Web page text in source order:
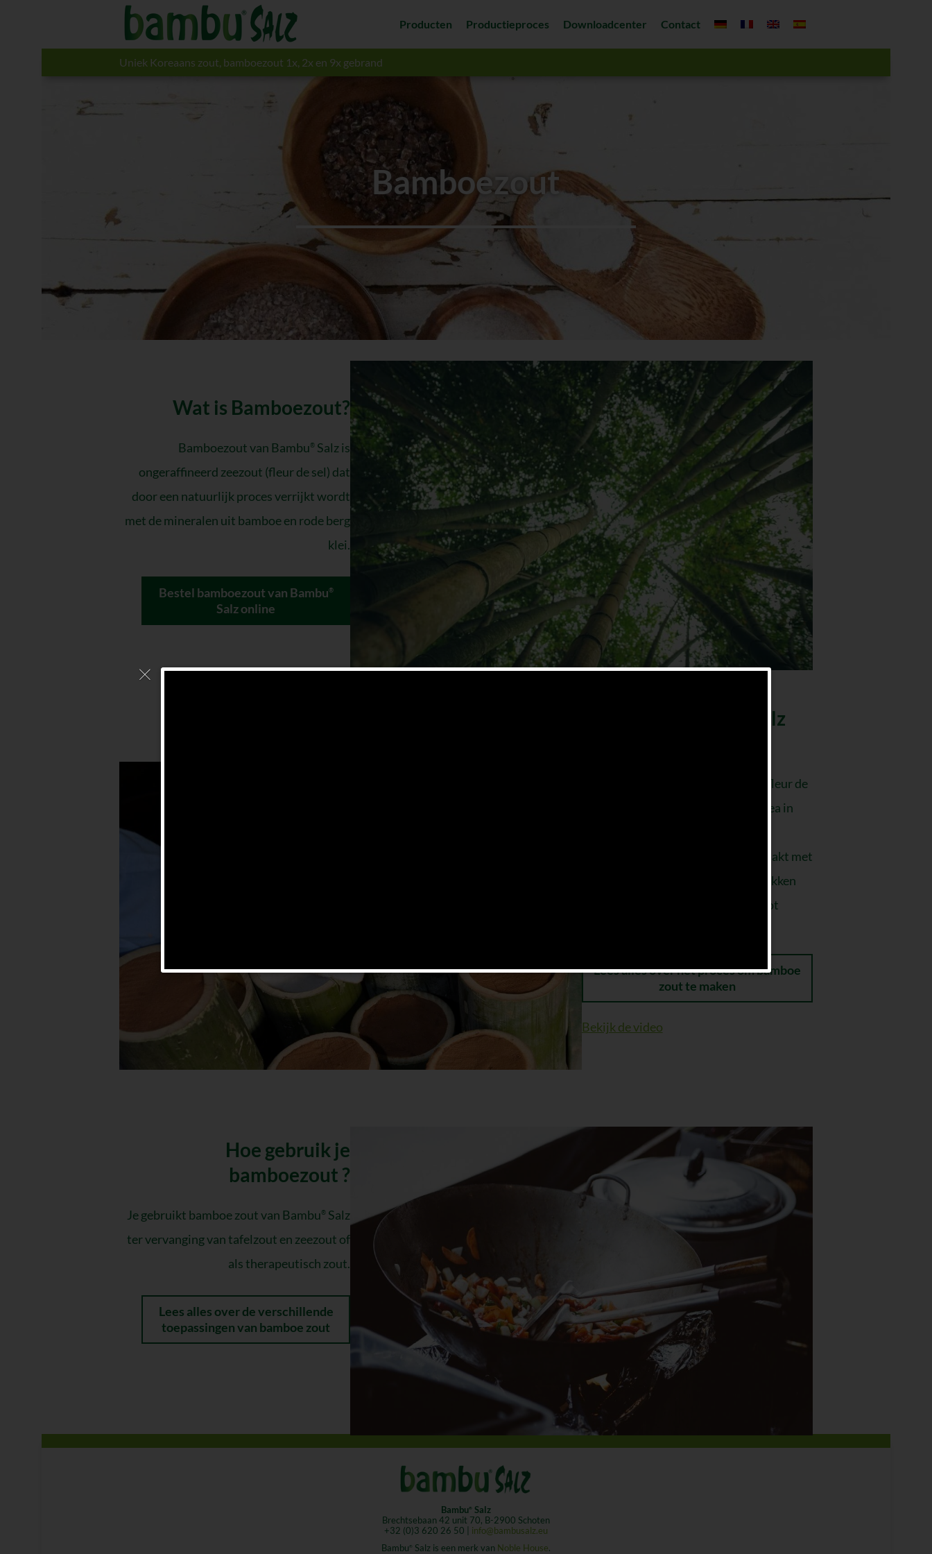
Producten Productieproces Downloadcenter Contact
Uniek Koreaans zout, bamboezout 1x, 2x en 9x gebrand
Bamboezout
Wat is Bamboezout?
Bamboezout van Bambu® Salz is
ongeraffineerd zeezout (fleur de sel) dat
door een natuurlijk proces verrijkt wordt
met de mineralen uit bamboe en rode berg
klei.
Bestel bamboezout van Bambu®
Salz online
Salz
Bamboe zout wordt gemaakt door fleur de
sel (zeezout) uit de Gele Zee bij Korea in
Vervolgens worden deze dichtgemaakt met
mineraalrijke rode berg klei en gebakken
met dennenhout in een hete oven tot
Lees alles over het proces om bamboe
zout te maken
Bekijk de video
Hoe gebruik je
bamboezout ?
Je gebruikt bamboe zout van Bambu® Salz
ter vervanging van tafelzout en zeezout of
als therapeutisch zout.
Lees alles over de verschillende
toepassingen van bamboe zout
Bambu® Salz
Brechtsebaan 42 unit 70, B-2900 Schoten
+32 (0)3 620 26 50 | info@bambusalz.eu
Bambu ® Salz is een merk van Noble House.